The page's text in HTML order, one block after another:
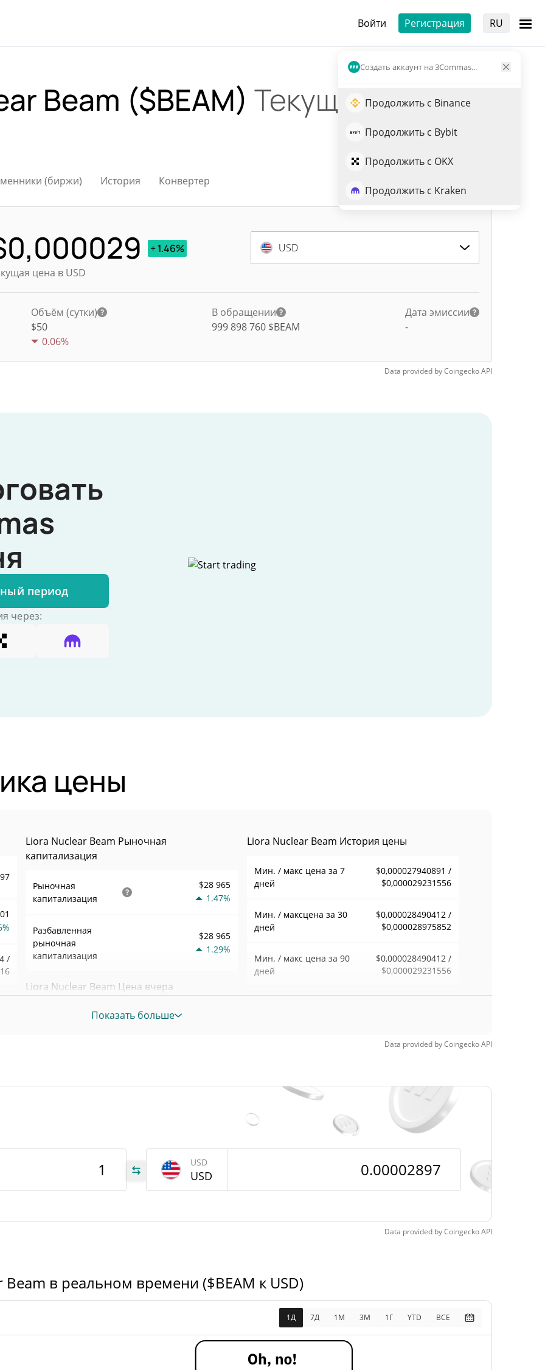
Войти Регистрация RU
Создать аккаунт на 3Commas...
Продолжить с Binance
Продолжить с Bybit
Продолжить с OKX
Продолжить с Kraken
Beam ($BEAM) Текущая
(биржи) История Конвертер
0,000029
+ 1.46%
цена в USD
USD
Объём (сутки)
$50
0.06%
В обращении
999 898 760 $BEAM
Дата эмиссии
-
Data provided byCoingeckoAPI
период
через:
цены
/
Liora Nuclear Beam Рыночная
капитализация
Рыночная
капитализация
$28 965
1.47%
Разбавленная
рыночная
капитализация
$28 965
1.29%
Liora Nuclear Beam Цена вчера
Вчерашняя мин. / макс
$0,000028589871 /
Вчерашний объем $52,123394
Liora Nuclear Beam История цены
Мин. / макс цена за 7
дней
$0,000027940891 /
$0,000029231556
Мин. / максцена за 30
дней
$0,000028490412 /
$0,000028975852
Мин. / макс цена за 90
дней
$0,000028490412 /
$0,000029231556
$0,00872357
Исторический мин.
назад)
$0,00002657
9.00%
Показать больше
Data provided byCoingeckoAPI
USD
USD
Data provided byCoingeckoAPI
в реальном времени ($BEAM к USD)
1Д 7Д 1М 3M 1Г YTD ВСЕ